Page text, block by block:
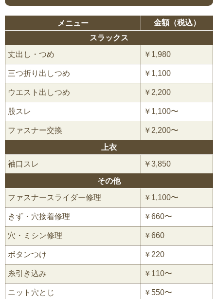
メニュー
金額（税込）
スラックス
丈出し・つめ
￥1,980
三つ折り出しつめ ￥1,100
ウエスト出しつめ ￥2,200
股スレ ￥1,100〜
ファスナー交換 ￥2,200〜
上衣
袖口スレ
￥3,850
その他
ファスナースライダー修理
￥1,100〜
きず・穴接着修理 ￥660〜
穴・ミシン修理 ￥660
ボタンつけ ￥220
糸引き込み ￥110〜
ニット穴とじ ￥550〜